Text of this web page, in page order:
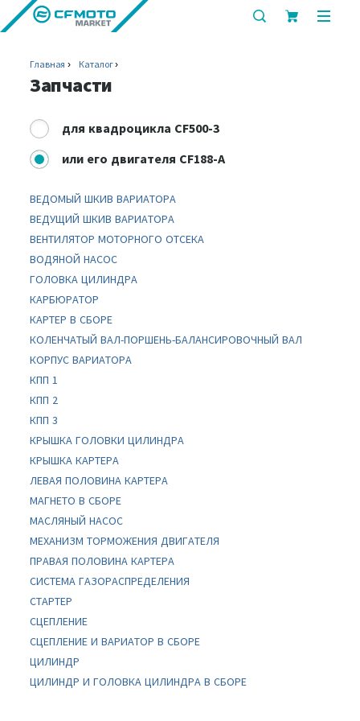
показать
Главная Каталог
Запчасти
для квадроцикла CF500-3
или его двигателя CF188-A
ВЕДОМЫЙ ШКИВ ВАРИАТОРА
ВЕДУЩИЙ ШКИВ ВАРИАТОРА
ВЕНТИЛЯТОР МОТОРНОГО ОТСЕКА
ВОДЯНОЙ НАСОС
ГОЛОВКА ЦИЛИНДРА
КАРБЮРАТОР
КАРТЕР В СБОРЕ
КОЛЕНЧАТЫЙ ВАЛ-ПОРШЕНЬ-БАЛАНСИРОВОЧНЫЙ ВАЛ
КОРПУС ВАРИАТОРА
КПП 1
КПП 2
КПП 3
КРЫШКА ГОЛОВКИ ЦИЛИНДРА
КРЫШКА КАРТЕРА
ЛЕВАЯ ПОЛОВИНА КАРТЕРА
МАГНЕТО В СБОРЕ
МАСЛЯНЫЙ НАСОС
МЕХАНИЗМ ТОРМОЖЕНИЯ ДВИГАТЕЛЯ
ПРАВАЯ ПОЛОВИНА КАРТЕРА
СИСТЕМА ГАЗОРАСПРЕДЕЛЕНИЯ
СТАРТЕР
СЦЕПЛЕНИЕ
СЦЕПЛЕНИЕ И ВАРИАТОР В СБОРЕ
ЦИЛИНДР
ЦИЛИНДР И ГОЛОВКА ЦИЛИНДРА В СБОРЕ